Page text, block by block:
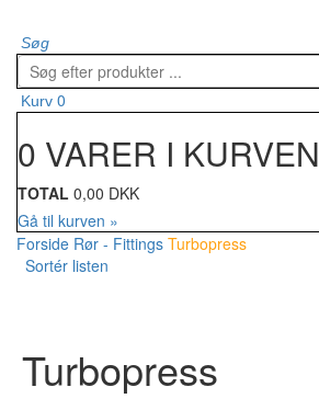
Søg
Kurv 0
0 VARER I KURVEN
TOTAL 0,00 DKK
Gå til kurven »
Forside Rør - Fittings Turbopress
Sortér listen
Turbopress